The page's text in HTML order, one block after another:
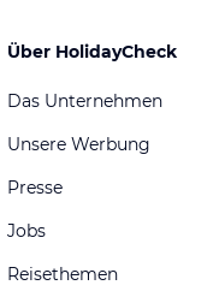
Über HolidayCheck
Das Unternehmen
Unsere Werbung
Presse
Jobs
Reisethemen